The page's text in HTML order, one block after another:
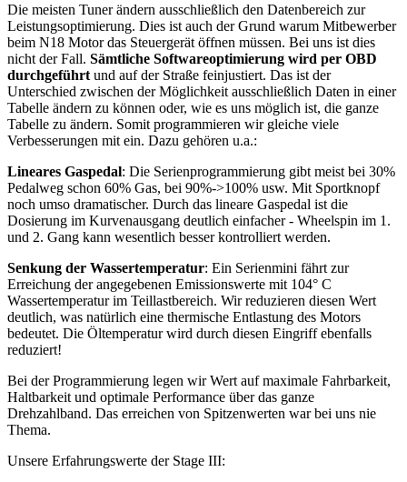
Die meisten Tuner ändern ausschließlich den Datenbereich zur
Leistungsoptimierung. Dies ist auch der Grund warum Mitbewerber
beim N18 Motor das Steuergerät öffnen müssen. Bei uns ist dies
nicht der Fall. Sämtliche Softwareoptimierung wird per OBD
durchgeführt und auf der Straße feinjustiert. Das ist der
Unterschied zwischen der Möglichkeit ausschließlich Daten in einer
Tabelle ändern zu können oder, wie es uns möglich ist, die ganze
Tabelle zu ändern. Somit programmieren wir gleiche viele
Verbesserungen mit ein. Dazu gehören u.a.:
Lineares Gaspedal: Die Serienprogrammierung gibt meist bei 30%
Pedalweg schon 60% Gas, bei 90%->100% usw. Mit Sportknopf
noch umso dramatischer. Durch das lineare Gaspedal ist die
Dosierung im Kurvenausgang deutlich einfacher - Wheelspin im 1.
und 2. Gang kann wesentlich besser kontrolliert werden.
Senkung der Wassertemperatur: Ein Serienmini fährt zur
Erreichung der angegebenen Emissionswerte mit 104° C
Wassertemperatur im Teillastbereich. Wir reduzieren diesen Wert
deutlich, was natürlich eine thermische Entlastung des Motors
bedeutet. Die Öltemperatur wird durch diesen Eingriff ebenfalls
reduziert!
Bei der Programmierung legen wir Wert auf maximale Fahrbarkeit,
Haltbarkeit und optimale Performance über das ganze
Drehzahlband. Das erreichen von Spitzenwerten war bei uns nie
Thema.
Unsere Erfahrungswerte der Stage III: